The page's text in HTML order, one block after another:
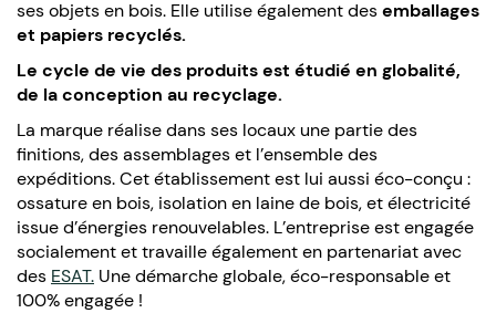
ses objets en bois. Elle utilise également desemballages
et papiers recyclés.
Le cycle de vie des produits est étudié en globalité,
de la conception au recyclage.
La marque réalise dans ses locaux une partie des
finitions, des assemblages et l’ensemble des
expéditions. Cet établissement est lui aussi éco-conçu :
ossature en bois, isolation en laine de bois, et électricité
issue d’énergies renouvelables. L’entreprise est engagée
socialement et travaille également en partenariat avec
des ESAT. Une démarche globale, éco-responsable et
100% engagée !